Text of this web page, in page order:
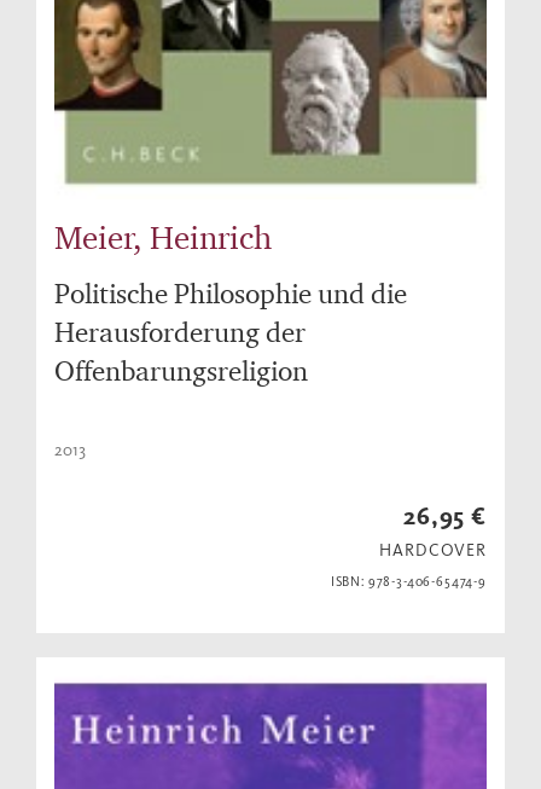
Meier, Heinrich
Politische Philosophie und die
Herausforderung der
Offenbarungsreligion
2013
26,95 €
HARDCOVER
ISBN: 978-3-406-65474-9